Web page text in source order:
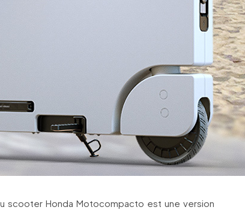
scooter Honda Motocompacto est une version